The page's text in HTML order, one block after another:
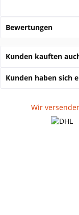
Bewertungen
Kunden kauften
Kunden haben sich
Wir